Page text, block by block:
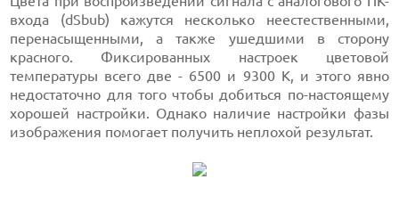
входа (dSbub) кажутся несколько неестественными,
перенасыщенными, а также ушедшими в сторону
красного. Фиксированных настроек цветовой
температуры всего две - 6500 и 9300 К, и этого явно
недостаточно для того чтобы добиться по-настоящему
хорошей настройки. Однако наличие настройки фазы
изображения помогает получить неплохой результат.